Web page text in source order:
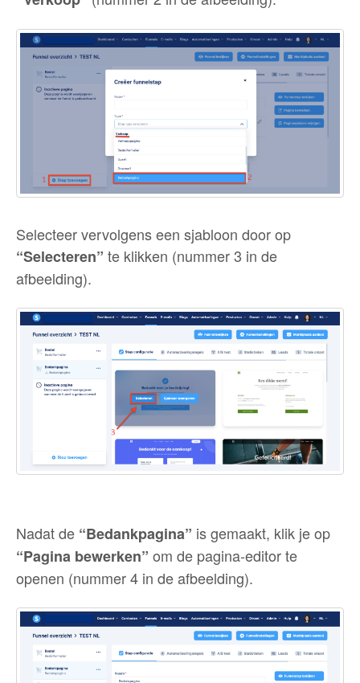
Selecteer vervolgens een sjabloon door op
“Selecteren” te klikken (nummer 3 in de
afbeelding).
Nadat de “Bedankpagina” is gemaakt, klik je op
“Pagina bewerken” om de pagina-editor te
openen (nummer 4 in de afbeelding).